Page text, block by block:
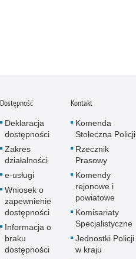
Dostępność
Deklaracja
dostępności
Zakres
działalności
e-usługi
Wniosek o
zapewnienie
dostępności
Informacja o
braku
dostępności
Kontakt
Komenda
Stołeczna Policji
Rzecznik
Prasowy
Komendy
rejonowe i
powiatowe
Komisariaty
Specjalistyczne
Jednostki Policji
w kraju